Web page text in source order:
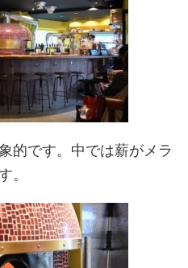
的です。中では薪がメラ
。